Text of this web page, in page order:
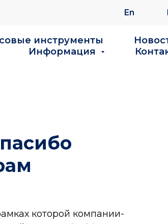
En
инструменты
Информация
которой компании-